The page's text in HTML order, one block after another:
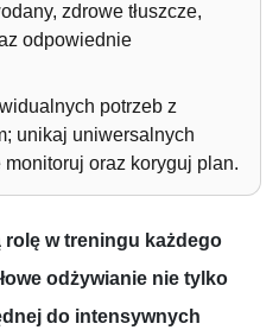
zdrowe tłuszcze,
odpowiednie
potrzeb z
unikaj uniwersalnych
oraz koryguj plan.
rolę w treningu każdego
odżywianie nie tylko
do intensywnych